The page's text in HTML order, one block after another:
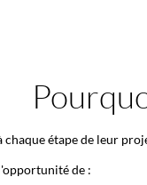
étape de leur
de :